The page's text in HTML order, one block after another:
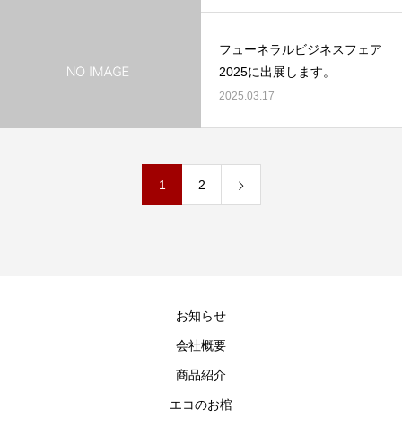
フューネラルビジネスフェア
2025に出展します。
2025.03.17
1 2
お知らせ
会社概要
商品紹介
エコのお棺